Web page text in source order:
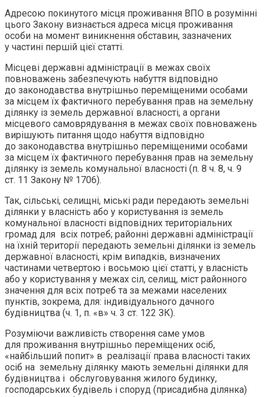
Адресою покинутого місця проживання ВПО в розумінні
цього Закону визнається адреса місця проживання
особи на момент виникнення обставин, зазначених
у частині першій цієї статті.
Місцеві державні адміністрації в межах своїх
повноважень забезпечують набуття відповідно
до законодавства внутрішньо переміщеними особами
за місцем їх фактичного перебування прав на земельну
ділянку із земель державної власності, а органи
місцевого самоврядування в межах своїх повноважень
вирішують питання щодо набуття відповідно
до законодавства внутрішньо переміщеними особами
за місцем їх фактичного перебування прав на земельну
ділянку із земель комунальної власності (п. 8 ч. 8, ч. 9
ст. 11 Закону № 1706).
Так, сільські, селищні, міські ради передають земельні
ділянки у власність або у користування із земель
комунальної власності відповідних територіальних
громад для всіх потреб; районні державні адміністрації
на їхній території передають земельні ділянки із земель
державної власності, крім випадків, визначених
частинами четвертою і восьмою цієї статті, у власність
або у користування у межах сіл, селищ, міст районного
значення для всіх потреб та за межами населених
пунктів, зокрема, для: індивідуального дачного
будівництва (ч. 1, п. «в» ч. 3 ст. 122 ЗК).
Розуміючи важливість створення саме умов
для проживання внутрішньо переміщених осіб,
«найбільший попит» в реалізації права власності таких
осіб на земельну ділянку мають земельні ділянки для
будівництва і обслуговування жилого будинку,
господарських будівель і споруд (присадибна ділянка)